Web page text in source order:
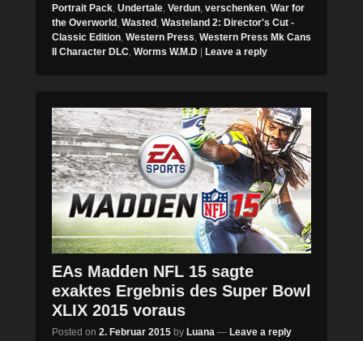
Portrait Pack, Undertale, Verdun, verschenken, War for
the Overworld , Wasted , Wasteland 2: Director's Cut -
Classic Edition, Western Press, Western Press Mk Cans
II Character DLC, Worms W.M.D Leave a reply
EAs Madden NFL 15 sagte
exaktes Ergebnis des Super Bowl
XLIX 2015 voraus
Posted on 2. Februar 2015 by Luana — Leave a reply